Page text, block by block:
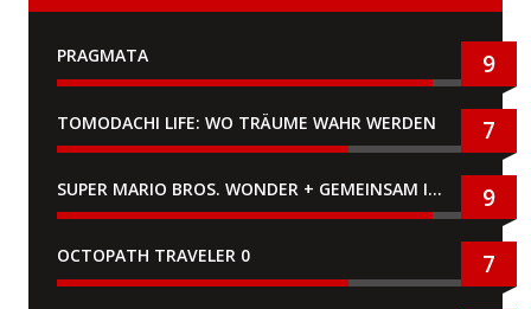
PRAGMATA 9
TOMODACHI LIFE: WO TRÄUME WAHR WERDEN 7
SUPER MARIO BROS. WONDER + GEMEINSAM IM BELLABEL-PARK 9
OCTOPATH TRAVELER 0 7